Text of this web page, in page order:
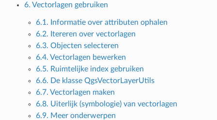
6. Vectorlagen gebruiken
6.1. Informatie over attributen ophalen
6.2. Itereren over vectorlagen
6.3. Objecten selecteren
6.4. Vectorlagen bewerken
6.5. Ruimtelijke index gebruiken
6.6. De klasse QgsVectorLayerUtils
6.7. Vectorlagen maken
6.8. Uiterlijk (symbologie) van vectorlagen
6.9. Meer onderwerpen